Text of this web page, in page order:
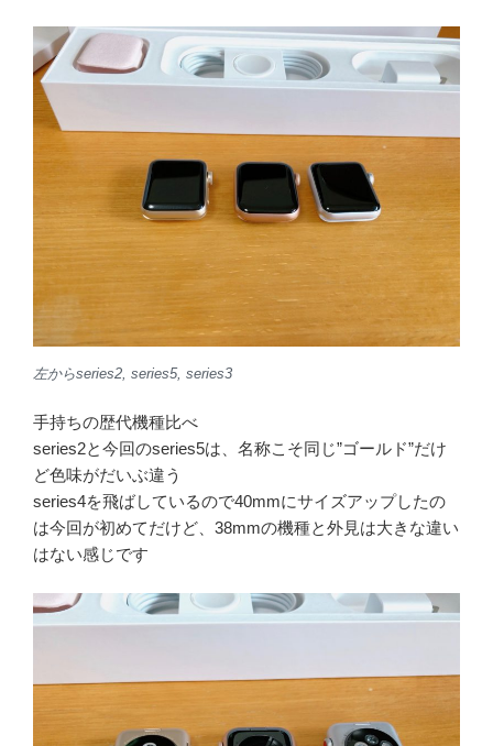
左からseries2, series5, series3
手持ちの歴代機種比べ
series2と今回のseries5は、名称こそ同じ”ゴールド”だけ
ど色味がだいぶ違う
series4を飛ばしているので40mmにサイズアップしたの
は今回が初めてだけど、38mmの機種と外見は大きな違い
はない感じです